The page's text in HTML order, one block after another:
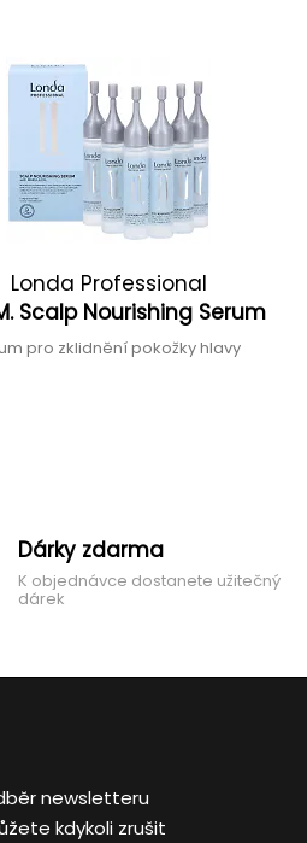
Londa Professional
Scalp Nourishing Serum
pro zklidnění pokožky hlavy
Dárky zdarma
K objednávce dostanete užitečný
dárek
newsletteru
kdykoli zrušit